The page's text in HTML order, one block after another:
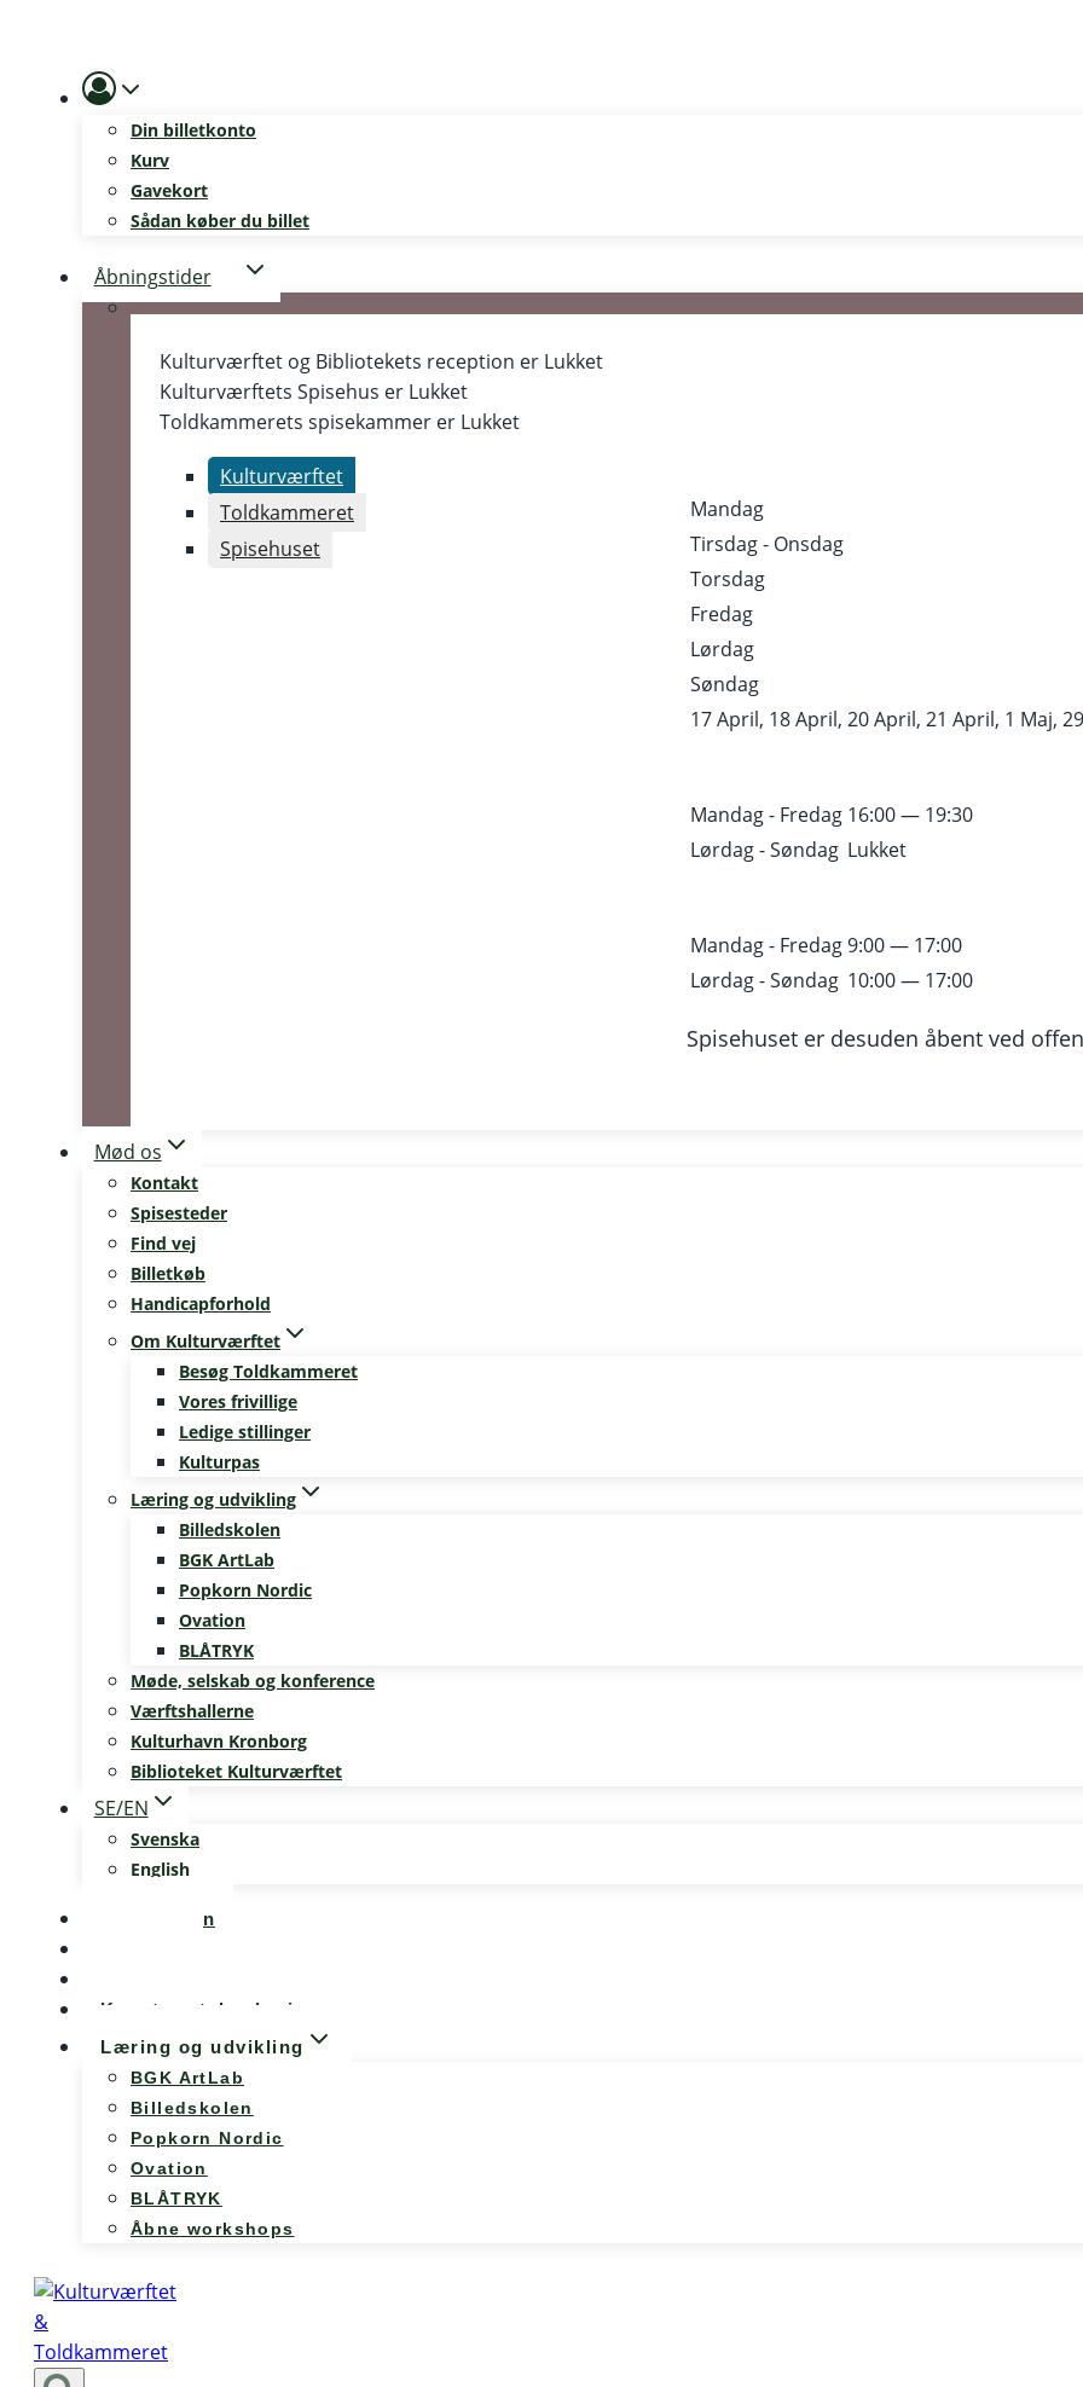
Din billetkonto
Kurv
Gavekort
Sådan køber du billet
Åbningstider
Kulturværftet og Bibliotekets reception er Lukket
Kulturværftets Spisehus er Lukket
Toldkammerets spisekammer er Lukket
Kulturværftet
Toldkammeret
Spisehuset
Mandag
Tirsdag - Onsdag
Torsdag
Fredag
Lørdag
Søndag
17 April, 18 April, 20 April, 21 April, 1 Maj,
Mandag - Fredag 16:00 — 19:30
Lørdag - Søndag Lukket
Mandag - Fredag9:00 — 17:00
Lørdag - Søndag 10:00 — 17:00
Spisehuset er desuden åbent ved
Mød os
Kontakt
Spisesteder
Find vej
Billetkøb
Handicapforhold
Om Kulturværftet
Besøg Toldkammeret
Vores frivillige
Ledige stillinger
Kulturpas
Læring og udvikling
Billedskolen
BGK ArtLab
Popkorn Nordic
Ovation
BLÅTRYK
Møde, selskab og konference
Værftshallerne
Kulturhavn Kronborg
Biblioteket Kulturværftet
SE/EN
Svenska
English
Kalenderen
Kunst og teknologi
Læring og udvikling
BGK ArtLab
Billedskolen
Popkorn Nordic
Ovation
BLÅTRYK
Åbne workshops